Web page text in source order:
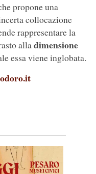
propone una
collocazione
rappresentare la
alladimensione
essa viene inglobata.